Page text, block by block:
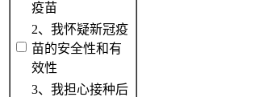
疫苗
2、我怀疑新冠疫
苗的安全性和有
效性
3、我担心接种后